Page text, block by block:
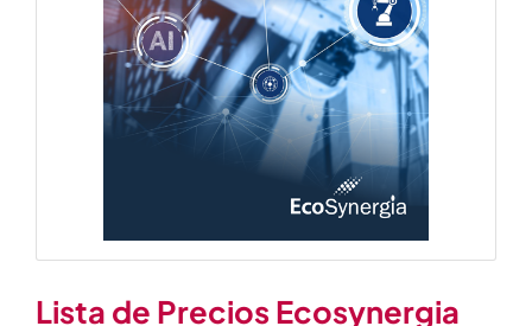
Lista de Precios Ecosynergia